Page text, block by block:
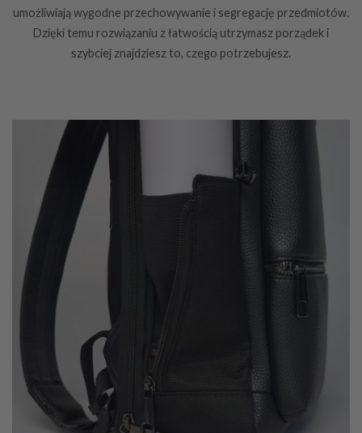
umożliwiają wygodne przechowywanie i segregację przedmiotów.
Dzięki temu rozwiązaniu z łatwością utrzymasz porządek i
szybciej znajdziesz to, czego potrzebujesz.